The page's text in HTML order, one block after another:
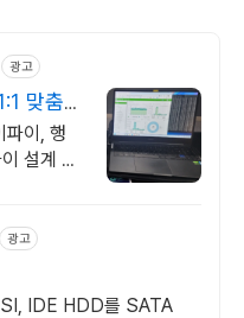
광고
맞춤
파이, 행
설계 구
광고
IDE HDD를 SATA